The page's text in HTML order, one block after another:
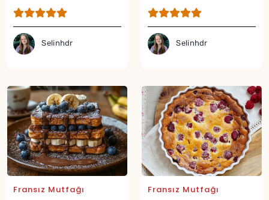
Selinhdr
Tarifi
Selinhdr
Fransız Mutfağı
Fransız Mutfağı